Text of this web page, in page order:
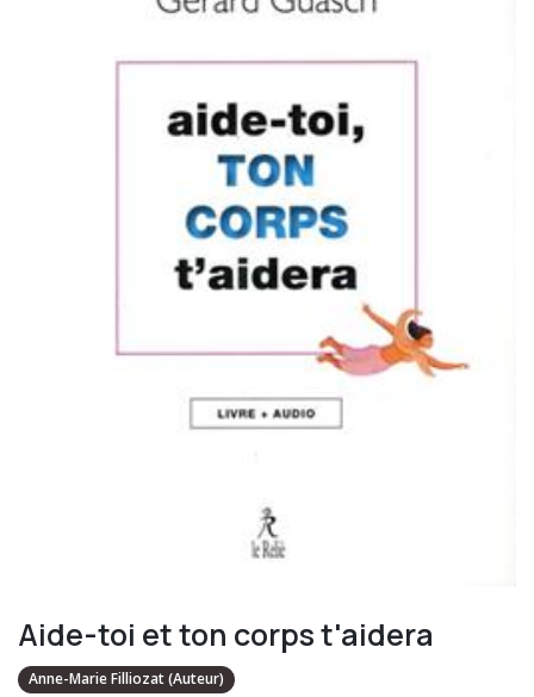
Aide-toi et ton corps t'aidera
Anne-Marie Filliozat (Auteur)